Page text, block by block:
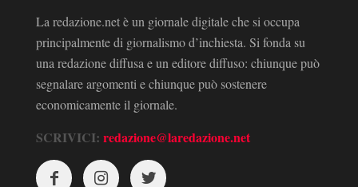
La redazione.net è un giornale digitale che si occupa
principalmente di giornalismo d’inchiesta. Si fonda su
una redazione diffusa e un editore diffuso: chiunque può
segnalare argomenti e chiunque può sostenere
economicamente il giornale.
SCRIVICI: redazione@laredazione.net